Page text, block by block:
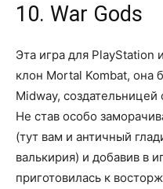
10. War Gods
Эта игра для PlayStation
клон Mortal Kombat, она
Midway,
Не став особо
(тут вам и античный
валькирия) и добавив в
приготовилась к